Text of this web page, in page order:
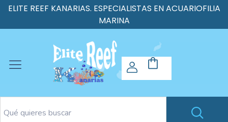
ELITE REEF KANARIAS. ESPECIALISTAS EN ACUARIOFILIA
MARINA